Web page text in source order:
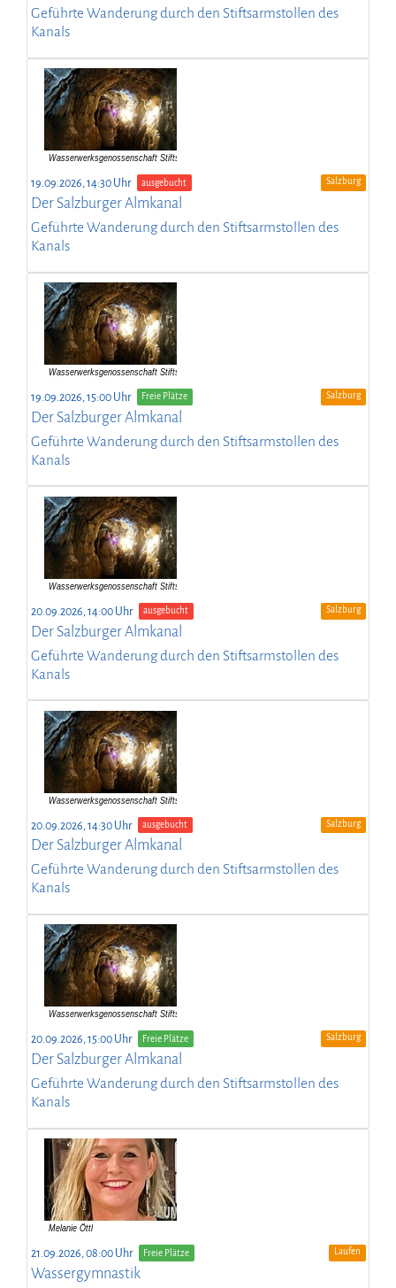
Geführte Wanderung durch den Stiftsarmstollen des
Kanals
19.09.2026, 14:30 Uhr ausgebucht Salzburg
Der Salzburger Almkanal
Geführte Wanderung durch den Stiftsarmstollen des
Kanals
19.09.2026, 15:00 Uhr Freie Plätze Salzburg
Der Salzburger Almkanal
Geführte Wanderung durch den Stiftsarmstollen des
Kanals
20.09.2026, 14:00 Uhr ausgebucht Salzburg
Der Salzburger Almkanal
Geführte Wanderung durch den Stiftsarmstollen des
Kanals
20.09.2026, 14:30 Uhr ausgebucht Salzburg
Der Salzburger Almkanal
Geführte Wanderung durch den Stiftsarmstollen des
Kanals
20.09.2026, 15:00 Uhr Freie Plätze Salzburg
Der Salzburger Almkanal
Geführte Wanderung durch den Stiftsarmstollen des
Kanals
21.09.2026, 08:00 Uhr Freie Plätze Laufen
Wassergymnastik